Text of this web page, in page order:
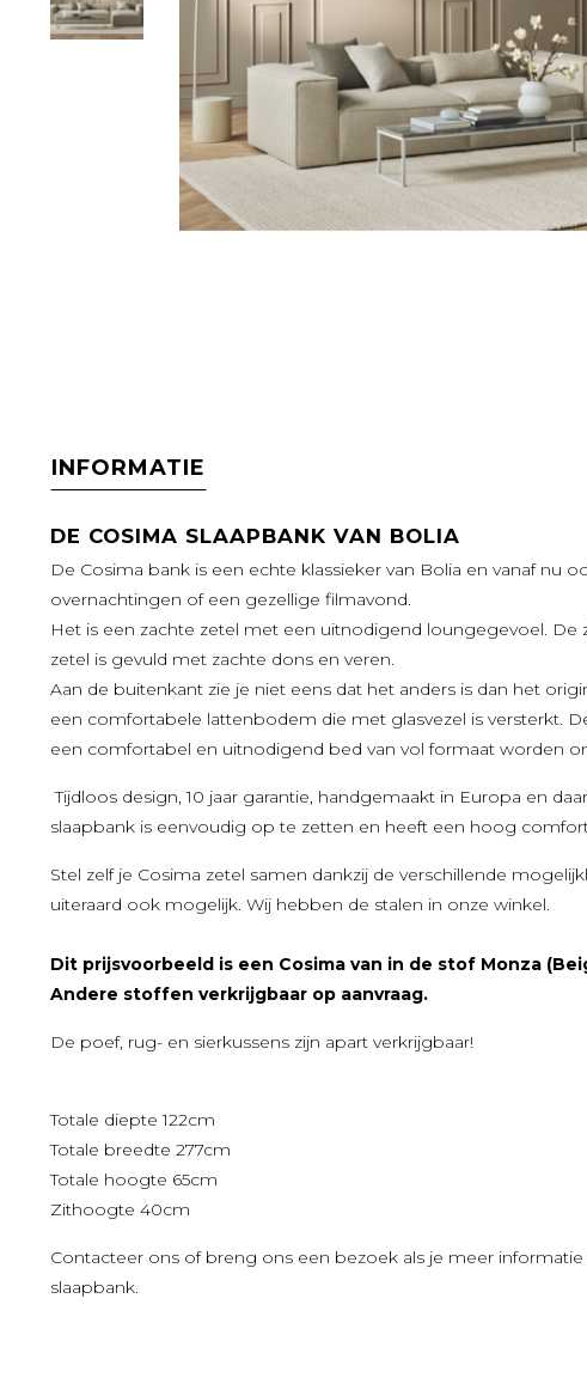
INFORMATIE
DE COSIMA SLAAPBANK VAN BOLIA
De Cosima bank is een echte klassieker van Bolia en vanaf nu
overnachtingen of een gezellige filmavond.
Het is een zachte zetel met een uitnodigend loungegevoel.
zetel is gevuld met zachte dons en veren.
Aan de buitenkant zie je niet eens dat het anders is dan het
een comfortabele lattenbodem die met glasvezel is versterkt.
een comfortabel en uitnodigend bed van vol formaat worden
Tijdloos design, 10 jaar garantie, handgemaakt in Europa en
slaapbank is eenvoudig op te zetten en heeft een hoog
Stel zelf je Cosima zetel samen dankzij de verschillende
uiteraard ook mogelijk. Wij hebben de stalen in onze winkel.
Dit prijsvoorbeeld is een Cosima van in de stof Monza
Andere stoffen verkrijgbaar op aanvraag.
De poef, rug- en sierkussens zijn apart verkrijgbaar!
Totale diepte 122cm
Totale breedte 277cm
Totale hoogte 65cm
Zithoogte 40cm
Contacteer ons of breng ons een bezoek als je meer
slaapbank.